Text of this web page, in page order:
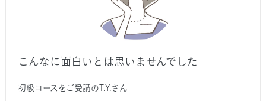
こんなに面白いとは思いませんでした
初級コースをご受講のT.Y.さん